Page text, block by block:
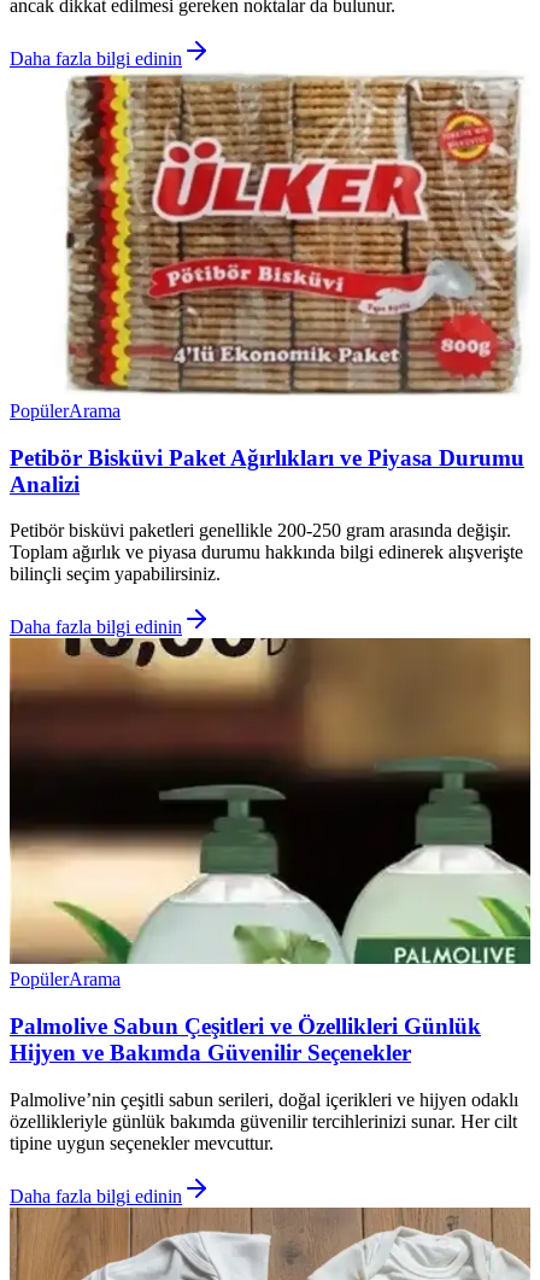
ancak dikkat edilmesi gereken noktalar da bulunur.
Daha fazla bilgi edinin
PopülerArama
Petibör Bisküvi Paket Ağırlıkları ve Piyasa Durumu
Analizi
Petibör bisküvi paketleri genellikle 200-250 gram arasında değişir.
Toplam ağırlık ve piyasa durumu hakkında bilgi edinerek alışverişte
bilinçli seçim yapabilirsiniz.
Daha fazla bilgi edinin
PopülerArama
Palmolive Sabun Çeşitleri ve Özellikleri Günlük
Hijyen ve Bakımda Güvenilir Seçenekler
Palmolive’nin çeşitli sabun serileri, doğal içerikleri ve hijyen odaklı
özellikleriyle günlük bakımda güvenilir tercihlerinizi sunar. Her cilt
tipine uygun seçenekler mevcuttur.
Daha fazla bilgi edinin